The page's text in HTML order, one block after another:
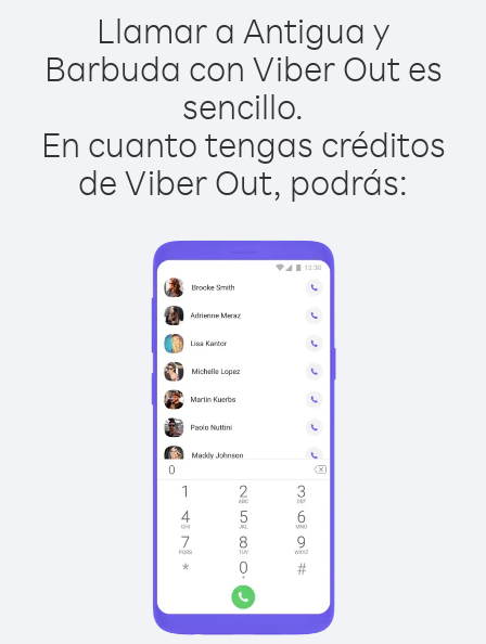
Llamar a Antigua y
Barbuda con Viber Out es
sencillo.
En cuanto tengas créditos
de Viber Out, podrás: